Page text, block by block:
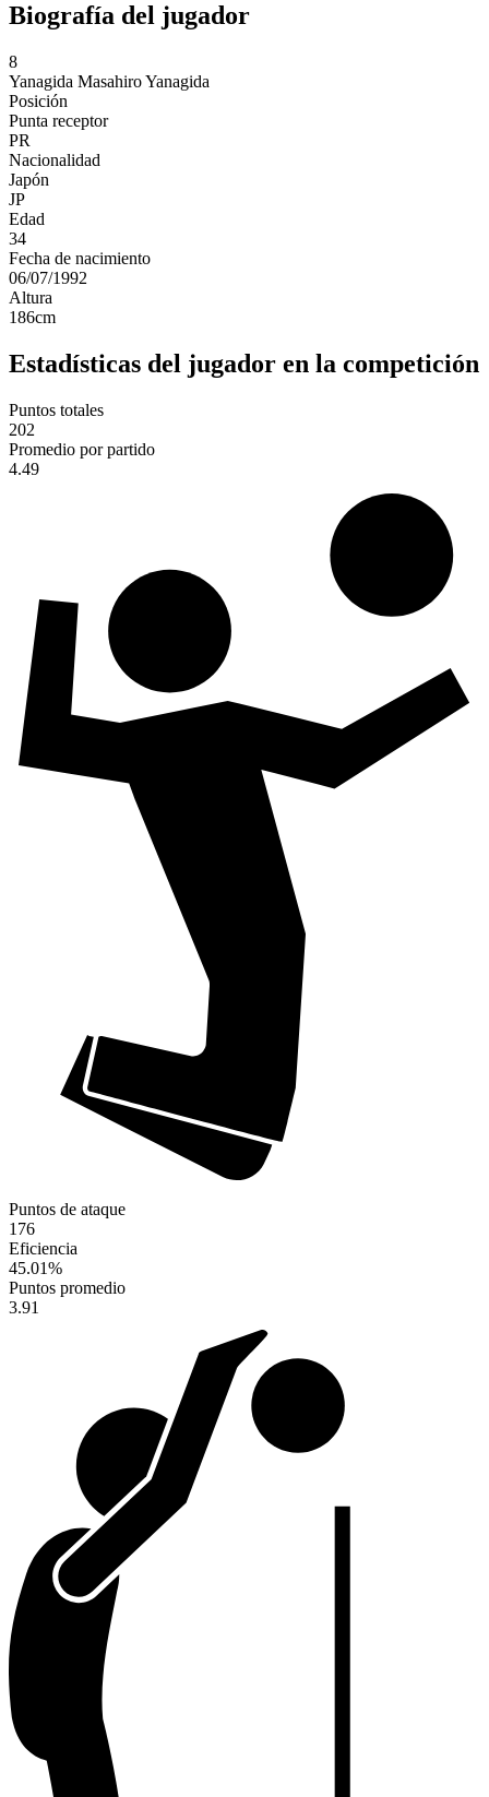
Biografía del jugador
8
Yanagida Masahiro Yanagida
Posición
Punta receptor
PR
Nacionalidad
Japón
JP
Edad
34
Fecha de nacimiento
06/07/1992
Altura
186cm
Estadísticas del jugador en la competición
Puntos totales
202
Promedio por partido
4.49
Puntos de ataque
176
Eficiencia
45.01%
Puntos promedio
3.91